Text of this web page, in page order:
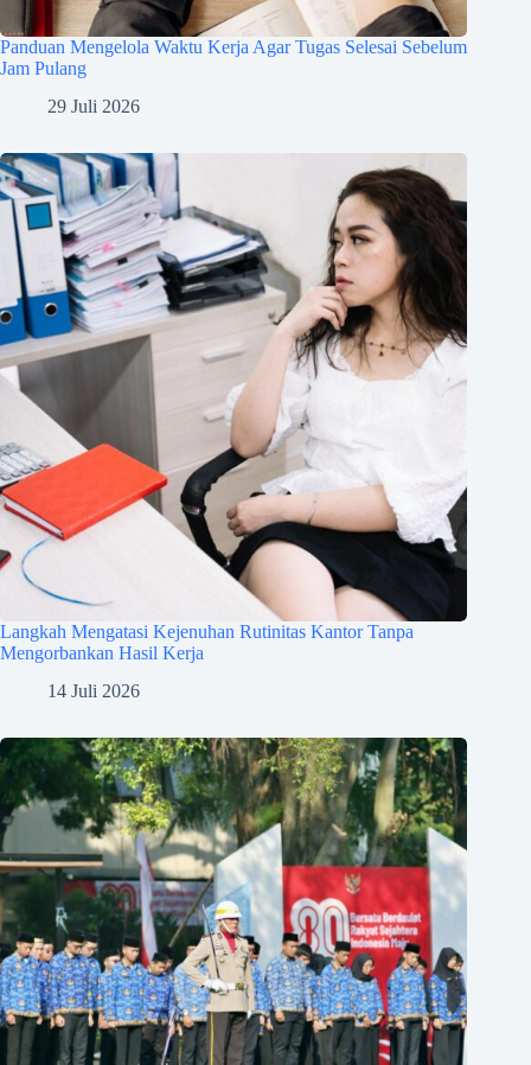
Panduan Mengelola Waktu Kerja Agar Tugas Selesai Sebelum
Jam Pulang
29 Juli 2026
Langkah Mengatasi Kejenuhan Rutinitas Kantor Tanpa
Mengorbankan Hasil Kerja
14 Juli 2026